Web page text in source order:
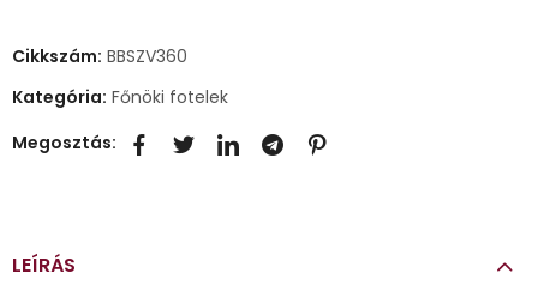
Cikkszám: BBSZV360
Kategória: Főnöki fotelek
Megosztás:
LEÍRÁS